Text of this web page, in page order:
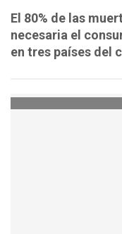
El 80% de las
necesaria el
en tres países del